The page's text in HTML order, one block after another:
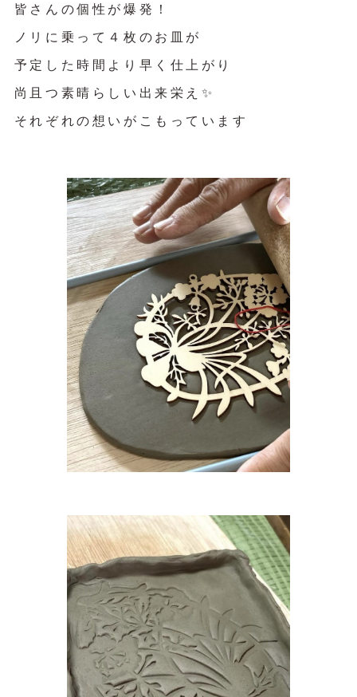
皆さんの個性が爆発！
ノリに乗って４枚のお皿が
予定した時間より早く仕上がり
尚且つ素晴らしい出来栄え✨
それぞれの想いがこもっています